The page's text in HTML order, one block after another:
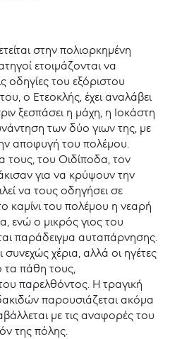
στην πολιορκημένη
ετοιμάζονται να
οδηγίες του εξόριστου
ο Ετεοκλής, έχει αναλάβει
ξεσπάσει η μάχη, η Ιοκάστη
των δύο γιων της, με
αποφυγή του πολέμου.
του Οιδίποδα, τον
για να κρύψουν την
να τους οδηγήσει σε
καμίνι του πολέμου η νεαρή
ενώ ο μικρός γιος του
παράδειγμα αυταπάρνησης.
χέρια, αλλά οι ηγέτες
τα πάθη τους,
παρελθόντος. Η τραγική
παρουσιάζεται ακόμα
με τις αναφορές του
της πόλης.